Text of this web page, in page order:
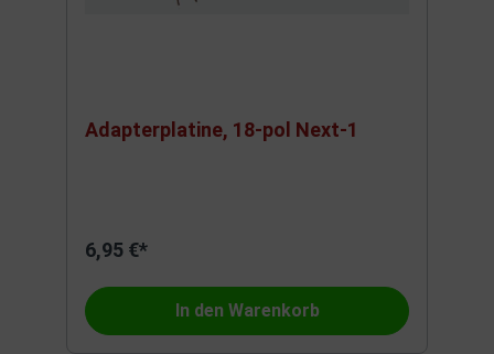
Adapterplatine, 18-pol Next-1
6,95 €*
In den Warenkorb